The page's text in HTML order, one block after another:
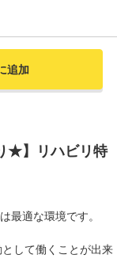
追加
★】リハビリ特
適な環境です。
して働くことが出来